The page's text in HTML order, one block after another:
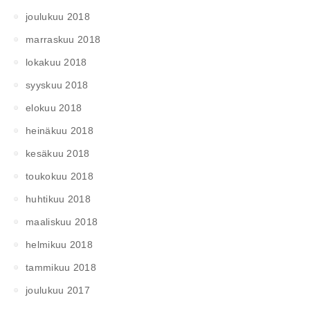
joulukuu 2018
marraskuu 2018
lokakuu 2018
syyskuu 2018
elokuu 2018
heinäkuu 2018
kesäkuu 2018
toukokuu 2018
huhtikuu 2018
maaliskuu 2018
helmikuu 2018
tammikuu 2018
joulukuu 2017